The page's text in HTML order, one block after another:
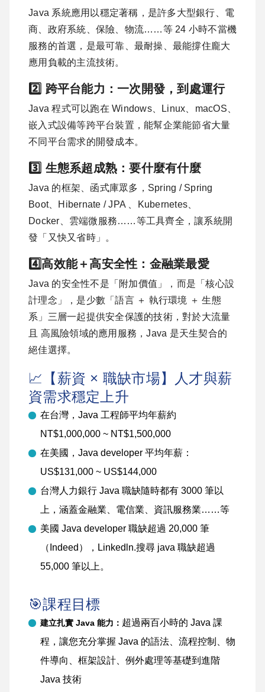
Java 系統應用以穩定著稱，是許多大型銀行、電
商、政府系統、保險、物流……等 24 小時不當機
服務的首選，是最可靠、最耐操、最能撐住龐大
應用負載的主流技術。
2️⃣ 跨平台能力：一次開發，到處運行
Java 程式可以跑在 Windows、Linux、macOS、
嵌入式設備等跨平台裝置，能幫企業能節省大量
不同平台需求的開發成本。
3️⃣ 生態系超成熟：要什麼有什麼
Java 的框架、函式庫眾多，Spring / Spring
Boot、Hibernate / JPA 、Kubernetes、
Docker、雲端微服務……等工具齊全，讓系統開
發「又快又省時」。
4️⃣高效能＋高安全性：金融業最愛
Java 的安全性不是「附加價值」，而是「核心設
計理念」，是少數「語言 ＋ 執行環境 ＋ 生態
系」三層一起提供安全保護的技術，對於大流量
且 高風險領域的應用服務，Java 是天生契合的
絕佳選擇。
📈【薪資 × 職缺市場】人才與薪
資需求穩定上升
在台灣，Java 工程師平均年薪約
NT$1,000,000 ~ NT$1,500,000
在美國，Java developer 平均年薪：
US$131,000 ~ US$144,000
台灣人力銀行 Java 職缺隨時都有 3000 筆以
上，涵蓋金融業、電信業、資訊服務業……等
美國 Java developer 職缺超過 20,000 筆
（Indeed），Linkedln.搜尋 java 職缺超過
55,000 筆以上。
🎯課程目標
建立扎實 Java 能力： 超過兩百小時的 Java 課
程，讓您充分掌握 Java 的語法、流程控制、物
件導向、框架設計、例外處理等基礎到進階
Java 技術